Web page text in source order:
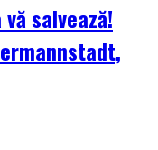
salvează!